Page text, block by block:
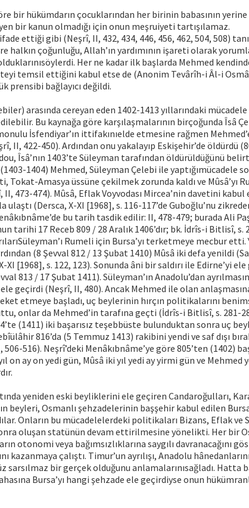
bir hükümdarın çocuklarından her birinin babasının yerine
bir kanun olmadığı için onun meşruiyeti tartışılamaz.
ettiği gibi (Neşrî, II, 432, 434, 446, 456, 462, 504, 508)
halkın çoğunluğu, Allah’ın yardımının işareti olarak
Her ne kadar ilk başlarda Mehmed
temsil ettiğini kabul etse de (Anonim Tevârîh-i Âl-i
prensibi bağlayıcı değildi.
arasında cereyan eden 1402-1413 yıllarındaki mücadele
Bu kaynağa göre karşılaşmalarının birçoğunda Îsâ
İsfendiyar’ın ittifakınıelde etmesine rağmen
II, 422-450). Ardından onu yakalayıp Eskişehir’de öldürdü
Îsâ’nın 1403’te Süleyman tarafından öldürüldüğünü
1404) Mehmed, Süleyman Çelebi ile yaptığımücadele
Tokat-Amasya üssüne çekilmek zorunda kaldı ve Mûsâ’yı
473-474). Mûsâ, Eflak Voyvodası Mircea’nin davetini kabul
ulaştı (Dersca, X-XI [1968], s. 116-117’de Guboğlu’nu
bu tarih tasdik edilir: II, 478-479; burada Ali
tarihi 17 Receb 809 / 28 Aralık 1406’dır; bk. İdrîs-i Bitlisî, s.
Rumeli için Bursa’yı terketmeye mecbur etti.
(8 Şevval 812 / 13 Şubat 1410) Mûsâ iki defa yenildi
XI [1968], s. 122, 123). Sonunda âni bir saldırı ile Edirne’yi
813 / 17 Şubat 1411). Süleyman’ın Anadolu’dan
ele geçirdi (Neşrî, II, 480). Ancak Mehmed ile olan
etmeye başladı, uç beylerinin hırçın politikalarını
onlar da Mehmed’in tarafına geçti (İdrîs-i Bitlisî, s. 281-
(1411) iki başarısız teşebbüste bulunduktan sonra uç
816’da (5 Temmuz 1413) rakibini yendi ve saf dışı
516). Neşrî’deki Menâkıbnâme’ye göre 805’ten (1402)
on ay on yedi gün, Mûsâ iki yıl yedi ay yirmi gün ve Mehmed
yeniden eski beyliklerini ele geçiren Candaroğulları,
beyleri, Osmanlı şehzadelerinin başşehir kabul edilen
Onların bu mücadelelerdeki politikaları Bizans, Eflak ve
oluşan statünün devam ettirilmesine yönelikti. Her bir
otonomi veya bağımsızlıklarına saygılı davranacağını
kazanmaya çalıştı. Timur’un ayrılışı, Anadolu
sarsılmaz bir gerçek olduğunu anlamalarınısağladı. Hatta
Bursa’yı hangi şehzade ele geçirdiyse onun